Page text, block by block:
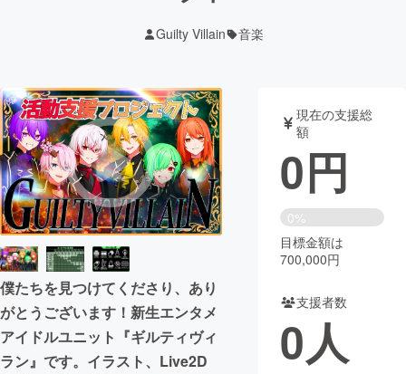
テクノロジー・ガジェット
映像・映画 書籍・雑誌
ビジネス・起業 チャレンジ
まちづくり・地域活性化
CAMPFIRE for Social Good
CAMPFIRE Creation
CAMPFIREふるさと納税
コミュニティ
Guilty Villain 音楽
僕たちを見つけてくださり、あり
がとうございます！新生エンタメ
アイドルユニット『ギルティヴィ
ラン』です。イラスト、Live2D
現在の支援総
額
0円
0%
目標金額は
700,000円
支援者数
0人